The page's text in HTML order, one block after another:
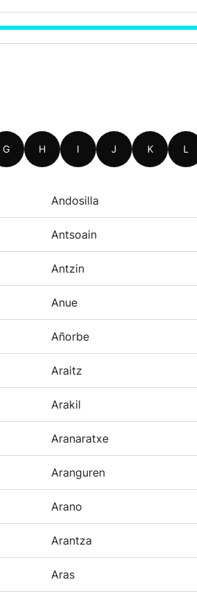
G H I J K L
Andosilla
Antsoain
Antzin
Anue
Añorbe
Araitz
Arakil
Aranaratxe
Aranguren
Arano
Arantza
Aras